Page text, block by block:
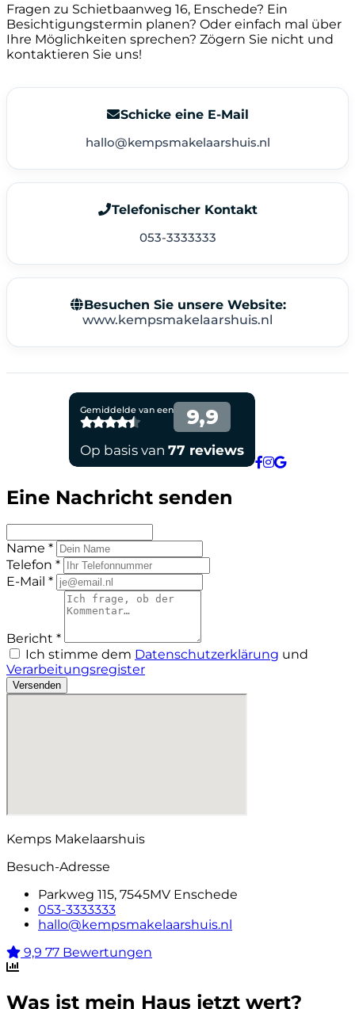
Fragen zu Schietbaanweg 16, Enschede? Ein
Besichtigungstermin planen? Oder einfach mal über
Ihre Möglichkeiten sprechen? Zögern Sie nicht und
kontaktieren Sie uns!
Schicke eine E-Mail
hallo@kempsmakelaarshuis.nl
Telefonischer Kontakt
053-3333333
Besuchen Sie unsere Website:
www.kempsmakelaarshuis.nl
Eine Nachricht senden
Name *
Telefon *
E-Mail *
Bericht *
Ich stimme dem Datenschutzerklärung und
Verarbeitungsregister
Versenden
Kemps Makelaarshuis
Besuch-Adresse
Parkweg 115, 7545MV Enschede
053-3333333
hallo@kempsmakelaarshuis.nl
9,9 77 Bewertungen
Was ist mein Haus jetzt wert?